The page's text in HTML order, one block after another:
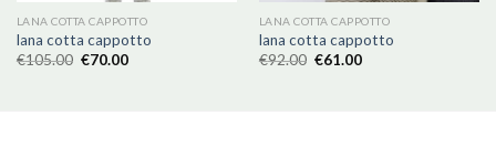
LANA COTTA CAPPOTTO
lana cotta cappotto
€105.00 €70.00
LANA COTTA CAPPOTTO
lana cotta cappotto
€92.00 €61.00